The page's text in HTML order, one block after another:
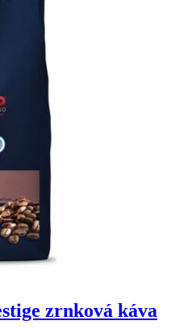
zrnková káva